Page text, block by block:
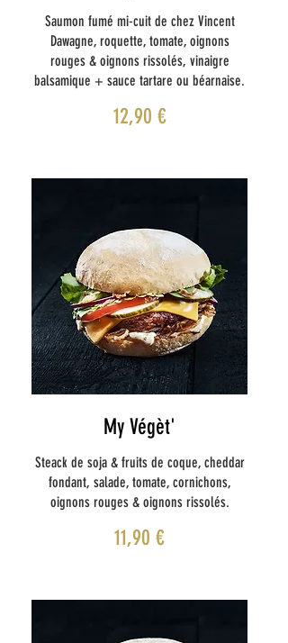
Saumon fumé mi-cuit de chez Vincent
Dawagne, roquette, tomate, oignons
rouges & oignons rissolés, vinaigre
balsamique + sauce tartare ou béarnaise.
12,90 €
My Végèt'
Steack de soja & fruits de coque, cheddar
fondant, salade, tomate, cornichons,
oignons rouges & oignons rissolés.
11,90 €